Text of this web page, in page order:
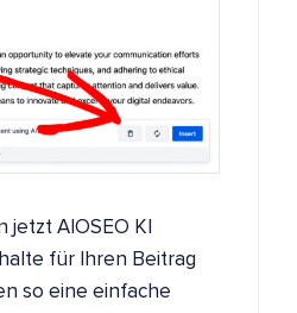
jetzt AIOSEO KI
für Ihren Beitrag
so eine einfache